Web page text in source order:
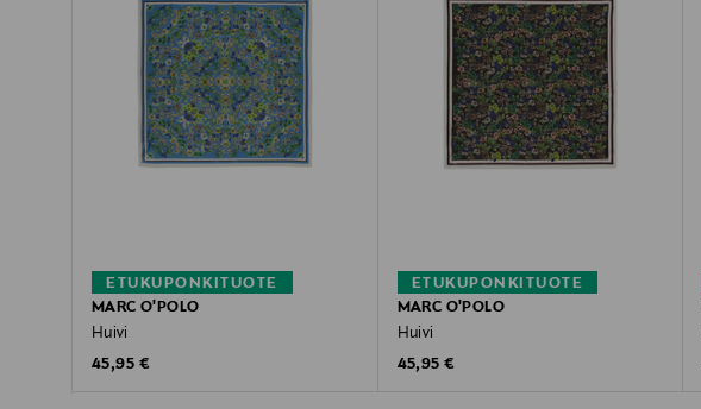
ETUKUPONKITUOTE
MARC O'POLO
Huivi
Original Price
45,95 €
ETUKUPONKITUOTE
MARC O'POLO
Huivi
Original Price
45,95 €